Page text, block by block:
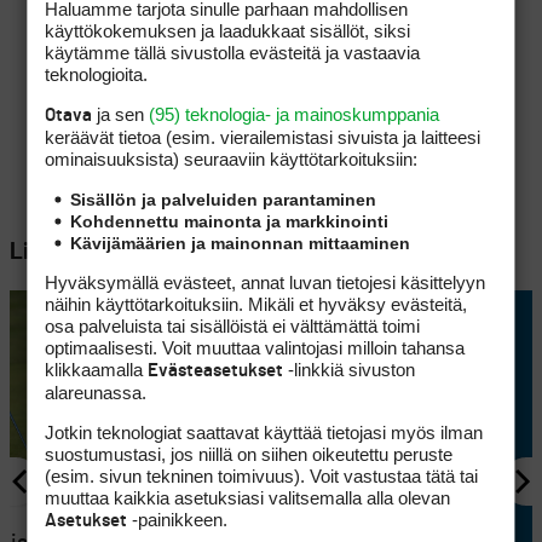
Lisää aiheesta
KILPAGOLF
Haluamme tarjota sinulle parhaan mahdollisen
käyttökokemuksen ja laadukkaat sisällöt, siksi
käytämme tällä sivustolla evästeitä ja vastaavia
teknologioita.
Otava ja sen (95) teknologia- ja mainoskumppania
keräävät tietoa (esim. vierailemis­tasi sivuista ja laitteesi
ominaisuuk­sista) seuraaviin käyttötarkoituksiin:
Sisällön ja palveluiden parantaminen
Kohdennettu mainonta ja markkinointi
Kävijämäärien ja mainonnan mittaaminen
Hyväksymällä evästeet, annat luvan tietojesi käsittelyyn
näihin käyttötarkoituksiin. Mikäli et hyväksy evästeitä,
osa palveluista tai sisällöistä ei välttämättä toimi
optimaalisesti. Voit muuttaa valintojasi milloin tahansa
klikkaamalla Evästeasetukset -linkkiä sivuston
alareunassa.
Jotkin teknologiat saattavat käyttää tietojasi myös ilman
suostumustasi, jos niillä on siihen oikeutettu peruste
(esim. sivun tekninen toimivuus). Voit vastustaa tätä tai
muuttaa kaikkia asetuksiasi valitsemalla alla olevan
Asetukset -painikkeen.